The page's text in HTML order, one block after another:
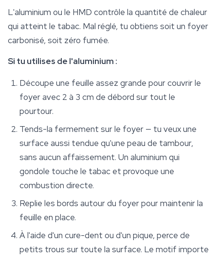
L'aluminium ou le HMD contrôle la quantité de chaleur
qui atteint le tabac. Mal réglé, tu obtiens soit un foyer
carbonisé, soit zéro fumée.
Si tu utilises de l'aluminium :
Découpe une feuille assez grande pour couvrir le
foyer avec 2 à 3 cm de débord sur tout le
pourtour.
Tends-la fermement sur le foyer — tu veux une
surface aussi tendue qu'une peau de tambour,
sans aucun affaissement. Un aluminium qui
gondole touche le tabac et provoque une
combustion directe.
Replie les bords autour du foyer pour maintenir la
feuille en place.
À l'aide d'un cure-dent ou d'un pique, perce de
petits trous sur toute la surface. Le motif importe